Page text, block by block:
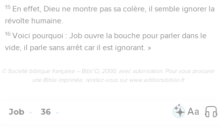
15 En effet, Dieu ne montre pas sa colère, il semble ignorer la
révolte humaine.
16 Voici pourquoi : Job ouvre la bouche pour parler dans le
vide, il parle sans arrêt car il est ignorant. »
© Société biblique française – Bibli’O, 2000, avec autorisation. Pour vous procurer
une Bible imprimée, rendez-vous sur www.editionsbiblio.fr
Job 36